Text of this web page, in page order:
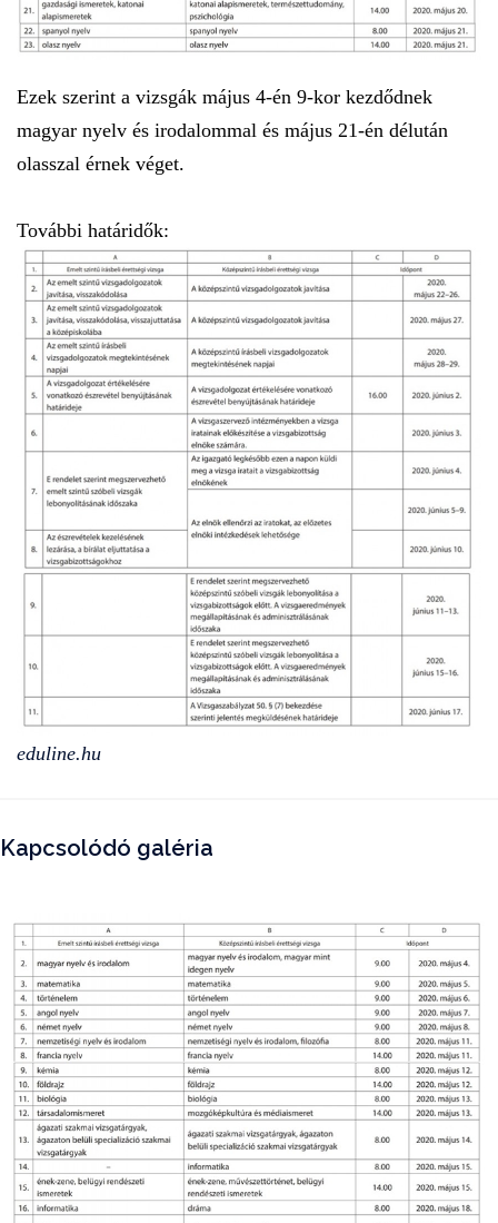
Ezek szerint a vizsgák május 4-én 9-kor kezdődnek
magyar nyelv és irodalommal és május 21-én délután
olasszal érnek véget.
További határidők:
eduline.hu
Kapcsolódó galéria